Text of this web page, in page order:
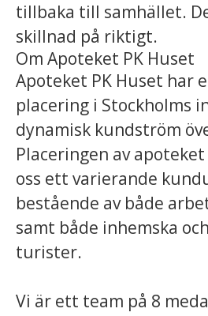
tillbaka till samhället.
skillnad på riktigt.
Om Apoteket PK Huset
Apoteket PK Huset har
placering i Stockholms
dynamisk kundström
Placeringen av
oss ett varierande
bestående av både
samt både inhemska
turister.
Vi är ett team på 8